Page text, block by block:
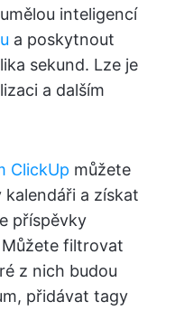
inteligencí
a poskytnout
sekund. Lze je
a dalším
ClickUp můžete
a získat
příspěvky
filtrovat
z nich budou
přidávat tagy